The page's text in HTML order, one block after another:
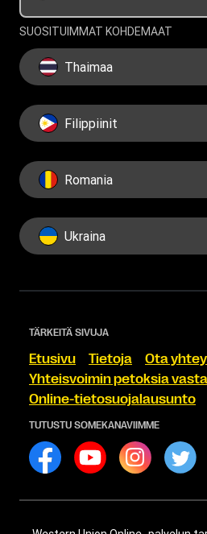
SUOSITUIMMAT KOHDEMAAT
Thaimaa
Filippiinit
Romania
Ukraina
TÄRKEITÄ SIVUJA
Etusivu Tietoja
Ota
Yhteisvoimin petoksia
Online-tietosuojalausunto
TUTUSTU SOMEKANAVIIMME